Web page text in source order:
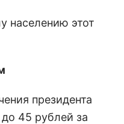
населению этот
президента
45 рублей за